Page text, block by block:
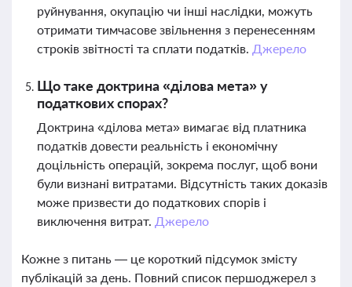
руйнування, окупацію чи інші наслідки, можуть
отримати тимчасове звільнення з перенесенням
строків звітності та сплати податків. Джерело
Що таке доктрина «ділова мета» у
податкових спорах?
Доктрина «ділова мета» вимагає від платника
податків довести реальність і економічну
доцільність операцій, зокрема послуг, щоб вони
були визнані витратами. Відсутність таких доказів
може призвести до податкових спорів і
виключення витрат. Джерело
Кожне з питань — це короткий підсумок змісту
публікацій за день. Повний список першоджерел з